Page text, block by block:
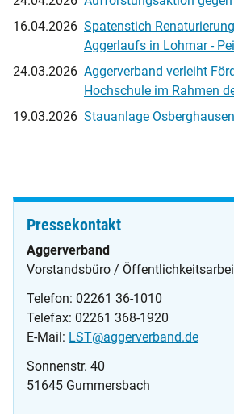
16.04.2026 Spatenstich
Aggerlaufs in Lohmar -
24.03.2026 Aggerverband verleiht
Hochschule im Rahmen
19.03.2026 Stauanlage Osberghausen
Pressekontakt
Aggerverband
Vorstandsbüro /
Telefon: 02261 36-1010
Telefax: 02261 368-1920
E-Mail: LST@aggerverband.de
Sonnenstr. 40
51645 Gummersbach